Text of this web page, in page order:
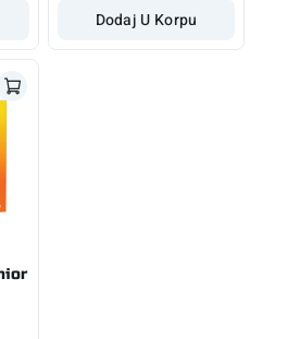
Dodaj U Korpu